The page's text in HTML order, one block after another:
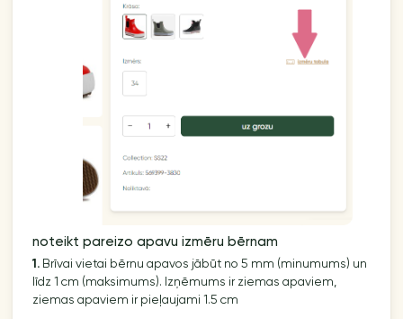
noteikt pareizo apavu izmēru bērnam
1.Brīvai vietai bērnu apavos jābūt no 5 mm (minumums) un
līdz 1 cm (maksimums). Izņēmums ir ziemas apaviem,
ziemas apaviem ir pieļaujami 1.5 cm